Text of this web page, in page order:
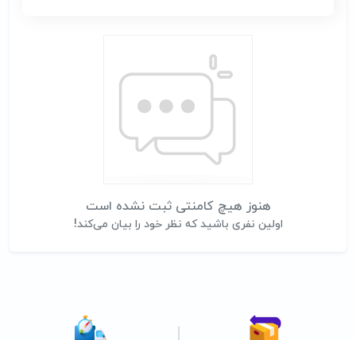
هنوز هیچ کامنتی ثبت نشده است
اولین نفری باشید که نظر خود را بیان می‌کند!